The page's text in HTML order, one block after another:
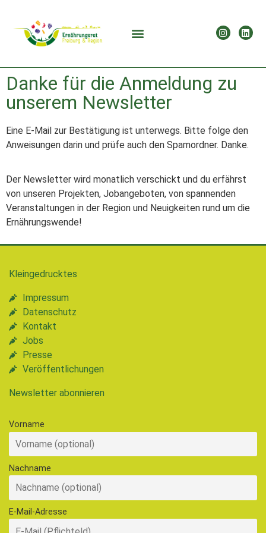
Danke für die Anmeldung zu
unserem Newsletter
Eine E-Mail zur Bestätigung ist unterwegs. Bitte folge den
Anweisungen darin und prüfe auch den Spamordner. Danke.
Der Newsletter wird monatlich verschickt und du erfährst
von unseren Projekten, Jobangeboten, von spannenden
Veranstaltungen in der Region und Neuigkeiten rund um die
Ernährungswende!
Kleingedrucktes
Impressum
Datenschutz
Kontakt
Jobs
Presse
Veröffentlichungen
Newsletter abonnieren
Vorname
Nachname
E-Mail-Adresse